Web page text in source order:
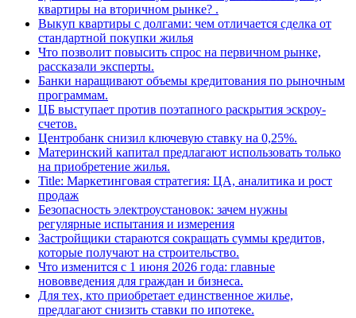
квартиры на вторичном рынке? .
Выкуп квартиры с долгами: чем отличается сделка от
стандартной покупки жилья
Что позволит повысить спрос на первичном рынке,
рассказали эксперты.
Банки наращивают объемы кредитования по рыночным
программам.
ЦБ выступает против поэтапного раскрытия эскроу-
счетов.
Центробанк снизил ключевую ставку на 0,25%.
Материнский капитал предлагают использовать только
на приобретение жилья.
Title: Маркетинговая стратегия: ЦА, аналитика и рост
продаж
Безопасность электроустановок: зачем нужны
регулярные испытания и измерения
Застройщики стараются сокращать суммы кредитов,
которые получают на строительство.
Что изменится с 1 июня 2026 года: главные
нововведения для граждан и бизнеса.
Для тех, кто приобретает единственное жилье,
предлагают снизить ставки по ипотеке.